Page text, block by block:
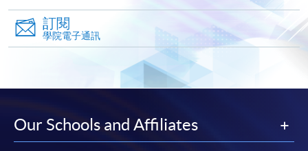
大部份公開招生的課程(以先到先得形式報名的課程)。
申請人可在網上使用「繳費靈」(PPS) (不適用於手
機)、VISA 或 Mastercard。除上述支付方式之外，如就
讀學歷頒授課程設有網上服務，在學學員亦可以「微
信支付」(Online WeChat Pay) 、「支付寶」(Online
報讀新課程
訂閱
學院電子通訊
Our Schools and Affiliates